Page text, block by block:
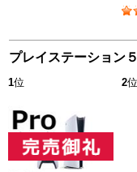
プレイステーション
1位 2位